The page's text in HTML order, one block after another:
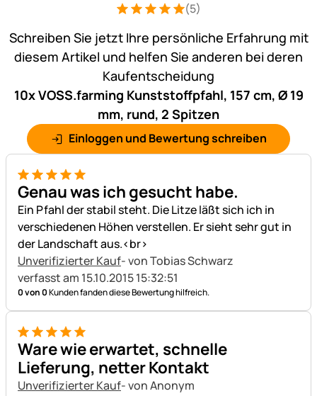
Bewertung: 5 von 5 (5 Bewertungen)
5 Bewertungen
(5)
Schreiben Sie jetzt Ihre persönliche Erfahrung mit
diesem Artikel und helfen Sie anderen bei deren
Kaufentscheidung
10x VOSS.farming Kunststoffpfahl, 157 cm, Ø 19
mm, rund, 2 Spitzen
Einloggen und Bewertung schreiben
5 von 5
Genau was ich gesucht habe.
Ein Pfahl der stabil steht. Die Litze läßt sich ich in
verschiedenen Höhen verstellen. Er sieht sehr gut in
der Landschaft aus.<br>
Unverifizierter Kauf- von Tobias Schwarz
verfasst am 15.10.2015 15:32:51
0 von 0Kunden fanden diese Bewertung hilfreich.
5 von 5
Ware wie erwartet, schnelle
Lieferung, netter Kontakt
Unverifizierter Kauf- von Anonym